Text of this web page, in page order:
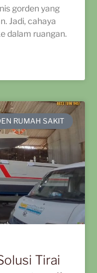
gorden yang
Jadi, cahaya
dalam ruangan.
RUMAH SAKIT
Tirai